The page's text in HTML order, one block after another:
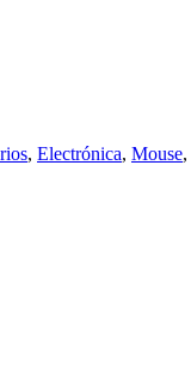
, Electrónica, Mouse,